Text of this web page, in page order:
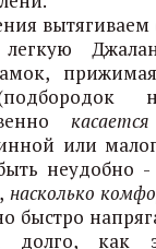
или
неудобно
насколько
быстро
долго, как